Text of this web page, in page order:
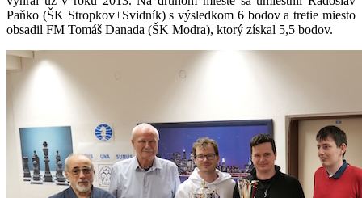
Paňko (ŠK Stropkov+Svidník) s výsledkom 6 bodov a tretie miesto
obsadil FM Tomáš Danada (ŠK Modra), ktorý získal 5,5 bodov.